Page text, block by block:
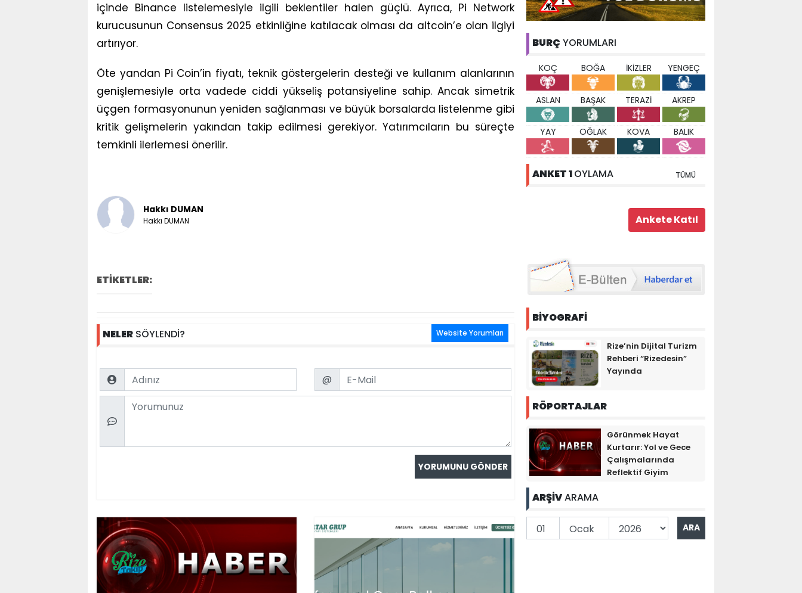
içinde Binance listelemesiyle ilgili beklentiler halen güçlü. Ayrıca, Pi Network
kurucusunun Consensus 2025 etkinliğine katılacak olması da altcoin’e olan ilgiyi
artırıyor.
Öte yandan Pi Coin’in fiyatı, teknik göstergelerin desteği ve kullanım alanlarının
genişlemesiyle orta vadede ciddi yükseliş potansiyeline sahip. Ancak simetrik
üçgen formasyonunun yeniden sağlanması ve büyük borsalarda listelenme gibi
kritik gelişmelerin yakından takip edilmesi gerekiyor. Yatırımcıların bu süreçte
temkinli ilerlemesi önerilir.
Hakkı DUMAN
Hakkı DUMAN
ETİKETLER:
NELER SÖYLENDİ? Website Yorumları
Name Email
@
Comment
BURÇ YORUMLARI
KOÇ BOĞA İKİZLER YENGEÇ
ASLAN BAŞAK TERAZİ AKREP
YAY OĞLAK KOVA BALIK
ANKET 1OYLAMA TÜMÜ
BİYOGRAFİ
Rize’nin Dijital Turizm
Rehberi “Rizedesin”
Yayında
RÖPORTAJLAR
Görünmek Hayat
Kurtarır: Yol ve Gece
Çalışmalarında
Reflektif Giyim
ARŞİVARAMA